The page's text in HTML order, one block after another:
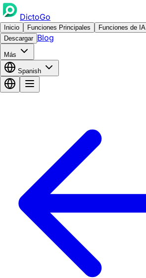
DictoGo
Inicio Funciones Principales Funciones de IA
Descargar Blog
Más
Spanish